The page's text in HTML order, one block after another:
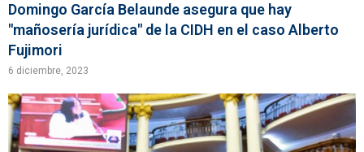
Domingo García Belaunde asegura que hay
"mañosería jurídica" de la CIDH en el caso Alberto
Fujimori
6 diciembre, 2023